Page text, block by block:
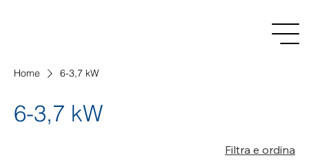
Home 6-3,7 kW
6-3,7 kW
Filtra e ordina